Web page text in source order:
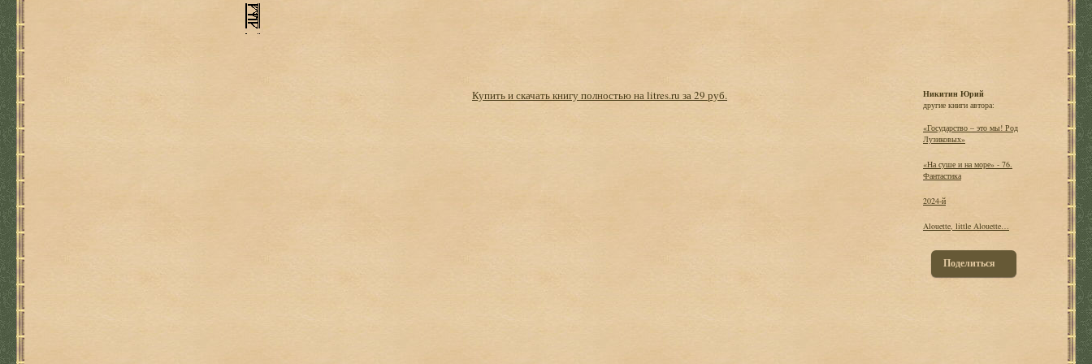
Купить и скачать книгу полностью на litres.ru за 29 руб.
Никитин Юрий
другие книги автора:
«Государство – это мы! Род
Лузиковых»
«На суше и на море» - 76.
Фантастика
2024-й
Alouette, little Alouette…
Поделиться